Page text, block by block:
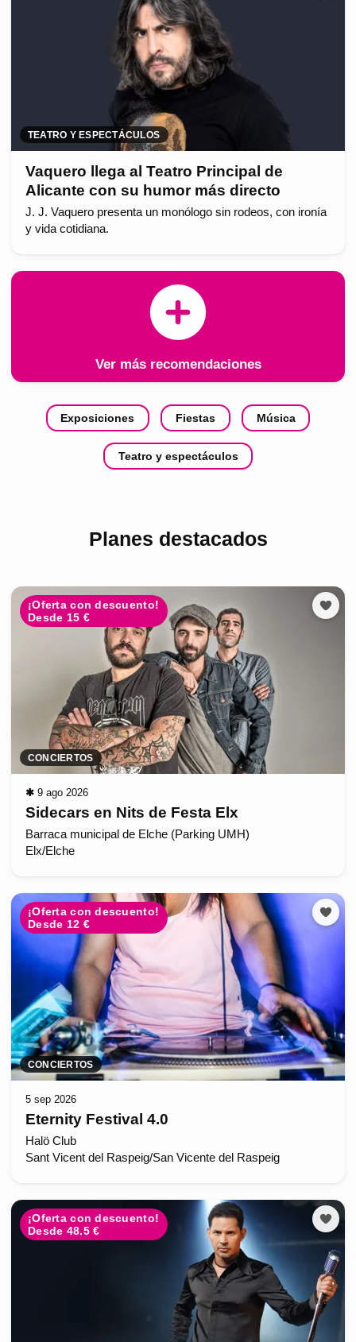
TEATRO Y ESPECTÁCULOS
Vaquero llega al Teatro Principal de
Alicante con su humor más directo
J. J. Vaquero presenta un monólogo sin rodeos, con ironía
y vida cotidiana.
Ver más recomendaciones
Exposiciones Fiestas Música
Teatro y espectáculos
Planes destacados
¡Oferta con descuento!
Desde 15 €
CONCIERTOS
✱ 9 ago 2026
Sidecars en Nits de Festa Elx
Barraca municipal de Elche (Parking UMH)
Elx/Elche
¡Oferta con descuento!
Desde 12 €
CONCIERTOS
5 sep 2026
Eternity Festival 4.0
Halö Club
Sant Vicent del Raspeig/San Vicente del Raspeig
¡Oferta con descuento!
Desde 48.5 €